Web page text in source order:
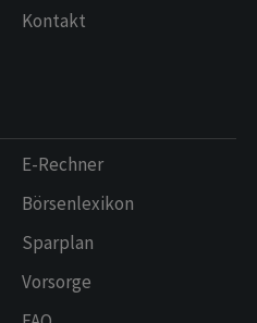
Kontakt
E-Rechner
Börsenlexikon
Sparplan
Vorsorge